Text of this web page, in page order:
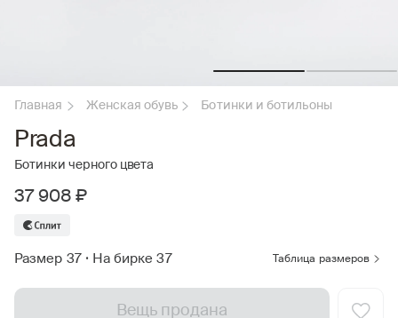
Главная Женская обувь Ботинки и ботильоны
Prada
Ботинки черного цвета
37 908 ₽
Размер 37 • На бирке 37 Таблица размеров
Вещь продана